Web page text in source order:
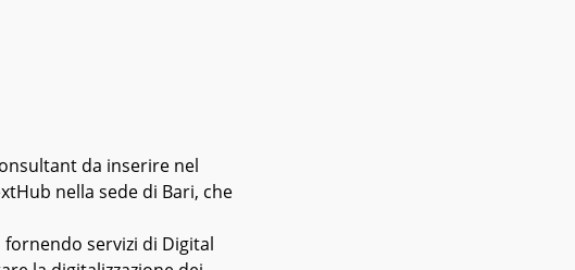
da inserire nel
nella sede di Bari, che
servizi di Digital